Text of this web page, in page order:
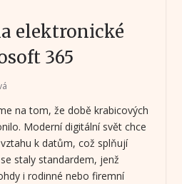
elektronické
365
na tom, že době krabicových
Moderní digitální svět chce
k datům, což splňují
staly standardem, jenž
i rodinné nebo firemní